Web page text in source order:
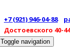
+7 (921) 946-04-88
Достоевского 40-
Toggle navigation